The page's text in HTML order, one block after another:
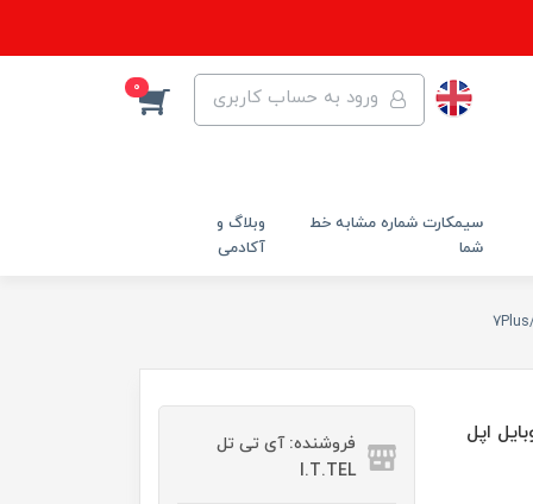
ورود به حساب کاربری 0
سیمکارت شماره مشابه خط
شما
وبلاگ و
آکادمی
موبایل اپل
فروشنده: آی تی تل
I.T.TEL